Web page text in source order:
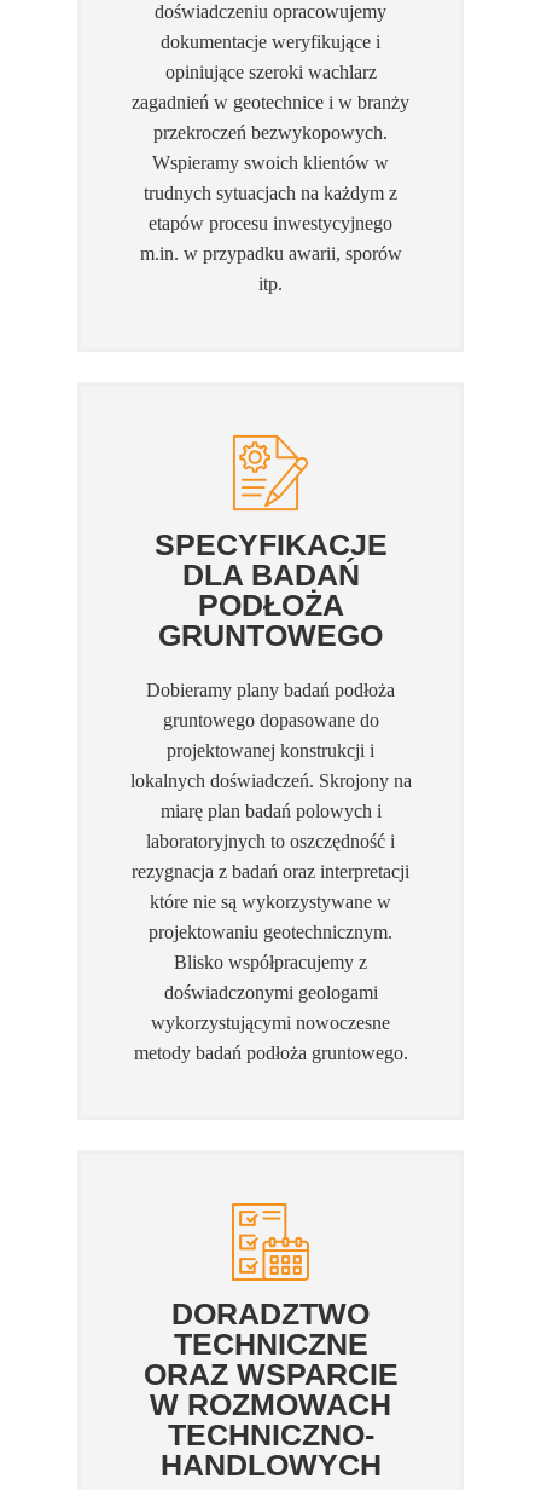
doświadczeniu opracowujemy
dokumentacje weryfikujące i
opiniujące szeroki wachlarz
zagadnień w geotechnice i w branży
przekroczeń bezwykopowych.
Wspieramy swoich klientów w
trudnych sytuacjach na każdym z
etapów procesu inwestycyjnego
m.in. w przypadku awarii, sporów
itp.
SPECYFIKACJE
DLA BADAŃ
PODŁOŻA
GRUNTOWEGO
Dobieramy plany badań podłoża
gruntowego dopasowane do
projektowanej konstrukcji i
lokalnych doświadczeń. Skrojony na
miarę plan badań polowych i
laboratoryjnych to oszczędność i
rezygnacja z badań oraz interpretacji
które nie są wykorzystywane w
projektowaniu geotechnicznym.
Blisko współpracujemy z
doświadczonymi geologami
wykorzystującymi nowoczesne
metody badań podłoża gruntowego.
DORADZTWO
TECHNICZNE
ORAZ WSPARCIE
W ROZMOWACH
TECHNICZNO-
HANDLOWYCH